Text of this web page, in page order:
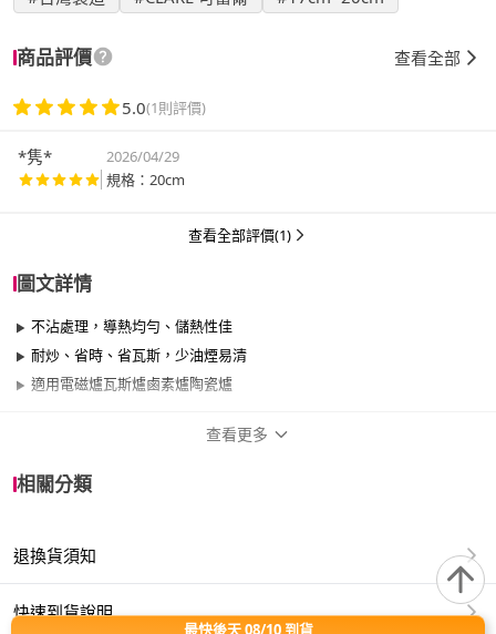
商品評價 查看全部
5.0(1則評價)
*隽*
2026/04/29
規格：20cm
查看全部評價(1)
圖文詳情
不沾處理，導熱均勻、儲熱性佳
耐炒、省時、省瓦斯，少油煙易清
適用電磁爐瓦斯爐鹵素爐陶瓷爐
尺寸
材質 其他合金
查看更多
相關分類
退換貨須知
快速到貨說明
最快後天 08/10 到貨